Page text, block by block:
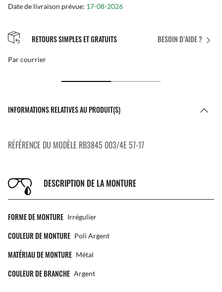
Date de livraison prévue: 17-08-2026
BESOIN D’AIDE ?
RETOURS SIMPLES ET GRATUITS
Par courrier
INFORMATIONS RELATIVES AU PRODUIT(S)
RÉFÉRENCE DU MODÈLE RB3845 003/4E 57-17
DESCRIPTION DE LA MONTURE
FORME DE MONTURE Irrégulier
COULEUR DE MONTURE Poli Argent
MATÉRIAU DE MONTURE Métal
COULEUR DE BRANCHE Argent